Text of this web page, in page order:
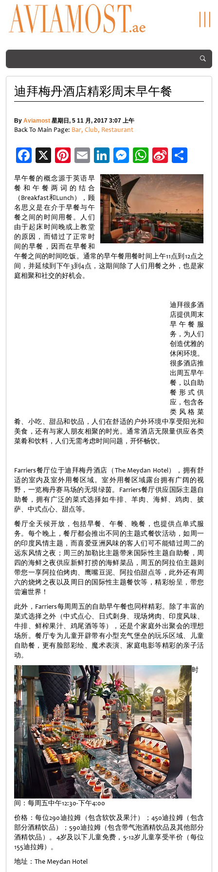
迪拜梅丹酒店精彩周末早午餐
By Aviamost 星期日, 5 11 月, 2017 3:07 上午
Back To Main Page: Bar, Club, Restaurant
Facebook
X Pinterest
EmailLinkedIn
Messenger
WhatsApp
Sina
Weibo
享
早午餐的概念源于英语早
餐和午餐两词的结合
（Breakfast和Lunch），顾
名思义是在介于早餐与午
餐之间的时间用餐。人们
由于起床时间晚或上教堂
的原因，而错过了正常时
间的早餐，因而在早餐和
午餐之间的时间吃饭。通常的早午餐用餐时间上午11点到12点之
间，并延续到下午3到4点，这期间除了人们用餐之外，也是家
庭相聚和社交的好机会。
迪拜很多酒
店提供周末
早午餐服
务，为人们
创造优雅的
休闲环境。
很多酒店推
出周五早午
餐，以自助
餐形式供
应，包含各
类风格菜
肴、小吃、甜品和饮品，人们在舒适的户外环境中享受阳光和
美食，还有与家人朋友相聚的时光。通常酒店无限量供应各类
菜肴和饮料，人们无需考虑时间问题，开怀畅饮。
Farriers餐厅位于迪拜梅丹酒店（The Meydan Hotel），拥有舒
适的室内及室外用餐区域。室外用餐区域露台拥有广阔的视
野，一览梅丹赛马场的无垠绿茵。Farriers餐厅供应国际主题自
助餐，拥有广泛的菜式选择如牛排、羊肉、海鲜、鸡肉、披
萨、中式点心、甜点等。
餐厅全天候开放，包括早餐、午餐、晚餐，也提供点单式服
务。每个晚上，餐厅都会推出不同的主题式餐饮活动，如周一
的印度风情主题，而喜爱亚洲风味的客人们可不能错过周二的
远东风情之夜；周三的加勒比主题带来国际性主题自助餐，周
四的海鲜之夜供应新鲜打捞的海鲜菜品，周五的阿拉伯主题则
带您一享阿拉伯烤肉、鹰嘴豆泥、阿拉伯甜点等，此外还有周
六的烧烤之夜以及周日的国际性主题餐饮等，精彩纷呈，带您
尝遍世界！
此外，Farriers每周周五的自助早午餐也同样精彩。除了丰富的
菜式选择之外（中式点心、日式刺身、现场烤肉、印度风味、
牛排、鲜榨果汁、鸡尾酒等等），还是个家庭外出聚会的理想
场所。餐厅专为儿童开辟带有小型充气堡垒的玩乐区域、儿童
自助餐，更有脸部彩绘、魔术表演、家庭电影等精彩的亲子活
动。
时
间：每周五中午12:30-下午4:00
价格：每位290迪拉姆（包含软饮及果汁）；450迪拉姆（包含
部分酒精饮品）；590迪拉姆（包含带气泡酒精饮品及其他部分
酒精饮品）。4岁及以下儿童免费，5-12岁儿童享受半价（每位
155迪拉姆）。
地址：The Meydan Hotel